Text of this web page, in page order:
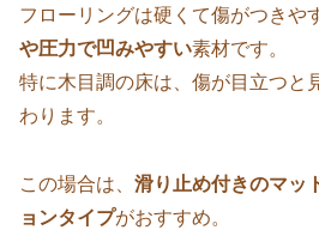
フローリングは硬くて傷がつきや
や圧力で凹みやすい素材です。
特に木目調の床は、傷が目立つと
わります。
この場合は、 滑り止め付きのマッ
ョンタイプがおすすめ。